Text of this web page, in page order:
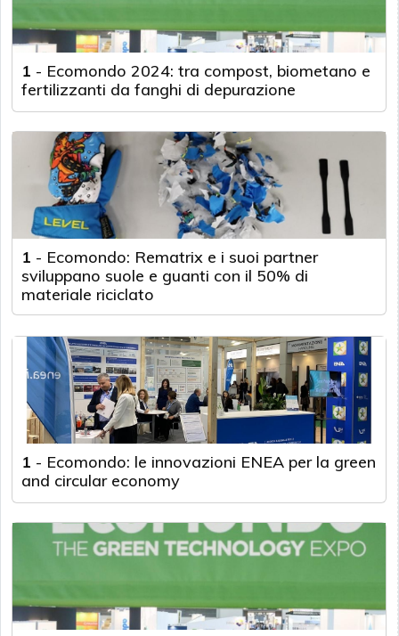
1 - Ecomondo 2024: tra compost, biometano e
fertilizzanti da fanghi di depurazione
1 - Ecomondo: Rematrix e i suoi partner
sviluppano suole e guanti con il 50% di
materiale riciclato
1 - Ecomondo: le innovazioni ENEA per la green
and circular economy